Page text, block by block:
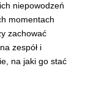
niepowodzeń
momentach
zachować
zespół i
na jaki go stać